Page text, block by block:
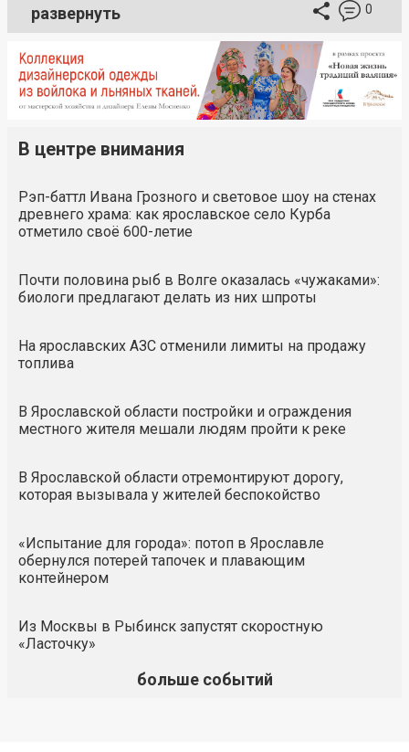
развернуть 0
В центре внимания
Рэп-баттл Ивана Грозного и световое шоу на стенах
древнего храма: как ярославское село Курба
отметило своё 600-летие
Почти половина рыб в Волге оказалась «чужаками»:
биологи предлагают делать из них шпроты
На ярославских АЗС отменили лимиты на продажу
топлива
В Ярославской области постройки и ограждения
местного жителя мешали людям пройти к реке
В Ярославской области отремонтируют дорогу,
которая вызывала у жителей беспокойство
«Испытание для города»: потоп в Ярославле
обернулся потерей тапочек и плавающим
контейнером
Из Москвы в Рыбинск запустят скоростную
«Ласточку»
больше событий